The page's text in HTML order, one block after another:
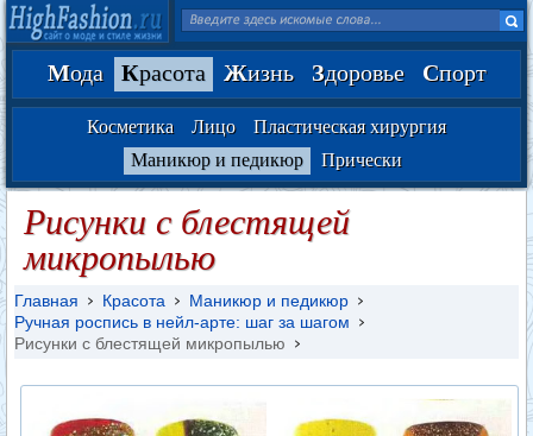
Мода Красота Жизнь Здоровье Спорт
Косметика Лицо
Пластическая хирургия
Маникюр и педикюр
Прически
Рисунки с блестящей
микропылью
Главная Красота
Маникюр и педикюр
Ручная роспись в нейл-арте: шаг за шагом
Рисунки с блестящей микропылью